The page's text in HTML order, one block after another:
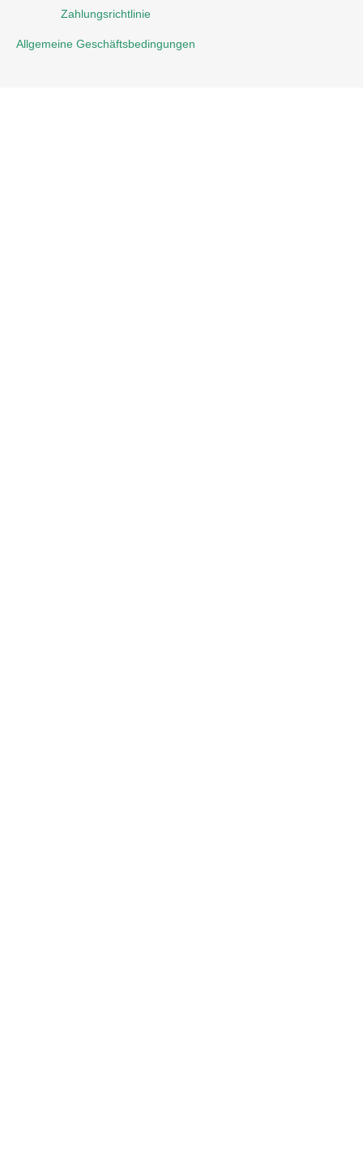
Zahlungsrichtlinie
Allgemeine Geschäftsbedingungen